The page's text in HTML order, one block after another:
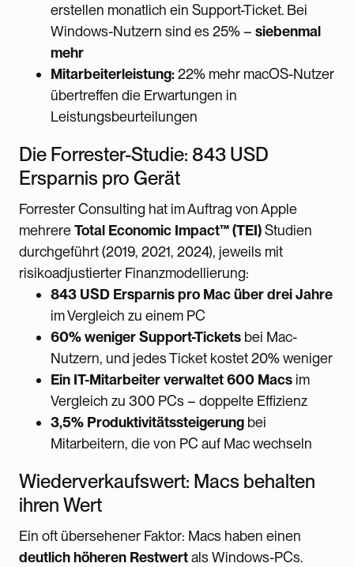
erstellen monatlich ein Support-Ticket. Bei
Windows-Nutzern sind es 25% – siebenmal
mehr
Mitarbeiterleistung:22% mehr macOS-Nutzer
übertreffen die Erwartungen in
Leistungsbeurteilungen
Die Forrester-Studie: 843 USD
Ersparnis pro Gerät
Forrester Consulting hat im Auftrag von Apple
mehrereTotal Economic Impact™ (TEI)Studien
durchgeführt (2019, 2021, 2024), jeweils mit
risikoadjustierter Finanzmodellierung:
843 USD Ersparnis pro Mac über drei Jahre
im Vergleich zu einem PC
60% weniger Support-Tickets bei Mac-
Nutzern, und jedes Ticket kostet 20% weniger
Ein IT-Mitarbeiter verwaltet 600 Macsim
Vergleich zu 300 PCs – doppelte Effizienz
3,5% Produktivitätssteigerung bei
Mitarbeitern, die von PC auf Mac wechseln
Wiederverkaufswert: Macs behalten
ihren Wert
Ein oft übersehener Faktor: Macs haben einen
deutlich höheren Restwertals Windows-PCs.